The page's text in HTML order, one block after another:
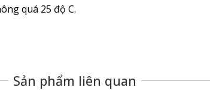
quá 25 độ C.
Sản phẩm liên quan